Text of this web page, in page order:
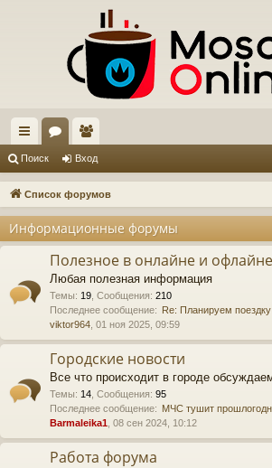
с
ы
и
ум
ол
ьз
ат
ел
и
Поиск Вход
Список форумов
Информационные форумы
Полезное в онлайне и офлайне
Любая полезная информация
Темы: 19 Сообщения: 210
Последнее сообщение: Re: Планируем
viktor964 , 01 ноя 2025, 09:59
Городские новости
Все что происходит в городе
Темы: 14 Сообщения: 95
Последнее сообщение: МЧС тушит
Barmaleika1 , 08 сен 2024, 10:12
Работа форума